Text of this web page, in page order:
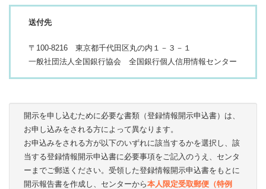
送付先
〒100-8216 東京都千代田区丸の内１－３－１
一般社団法人全国銀行協会 全国銀行個人信用情報センター
開示を申し込むために必要な書類（登録情報開示申込書）は、
お申し込みをされる方によって異なります。
お申込みをされる方が以下のいずれに該当するかを選択し、該
当する登録情報開示申込書に必要事項をご記入のうえ、センタ
ーまでご郵送ください。受領した登録情報開示申込書をもとに
開示報告書を作成し、センターから本人限定受取郵便（特例